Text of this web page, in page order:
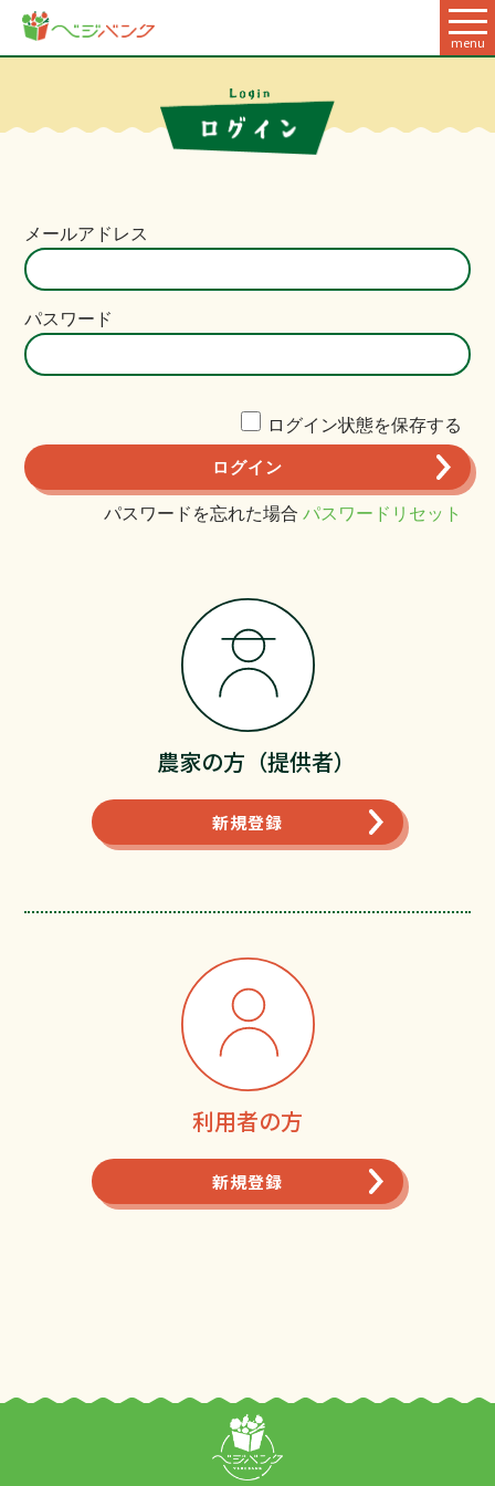
menu
メールアドレス
パスワード
ログイン状態を保存する
パスワードを忘れた場合 パスワードリセット
農家の方（提供者）
新規登録
利用者の方
新規登録